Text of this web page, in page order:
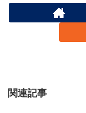
関連記事